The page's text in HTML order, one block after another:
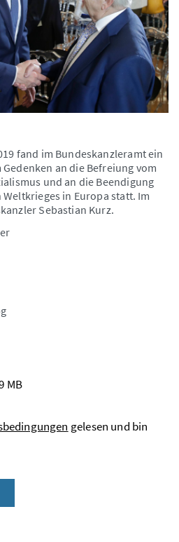
fand im Bundeskanzleramt ein
Gedenken an die Befreiung vom
und an die Beendigung
Weltkrieges in Europa statt. Im
Sebastian Kurz.
MB
gelesen und bin